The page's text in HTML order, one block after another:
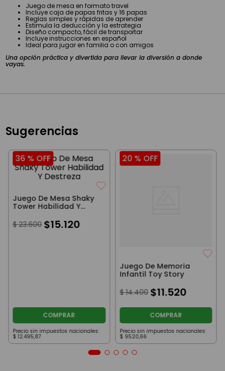
Juego de mesa en formato travel
Incluye caja de papas fritas y 16 papas
Reglas simples y rápidas de aprender
Estimula la deducción y la estrategia
Diseño compacto, fácil de transportar
Incluye instrucciones en español
Ideal para jugar en familia o con amigos
Una opción práctica y divertida para llevar la diversión a donde
vayas.
Sugerencias
36 % OFF
Juego De Mesa Shaky
Tower Habilidad Y
$ 23.600 $15.120
COMPRAR
Precio sin impuestos nacionales:
$ 12.495,87
20 % OFF
Juego De Memoria
Infantil Toy Story
$ 14.400 $11.520
COMPRAR
Precio sin impuestos nacionales:
$ 9520,66